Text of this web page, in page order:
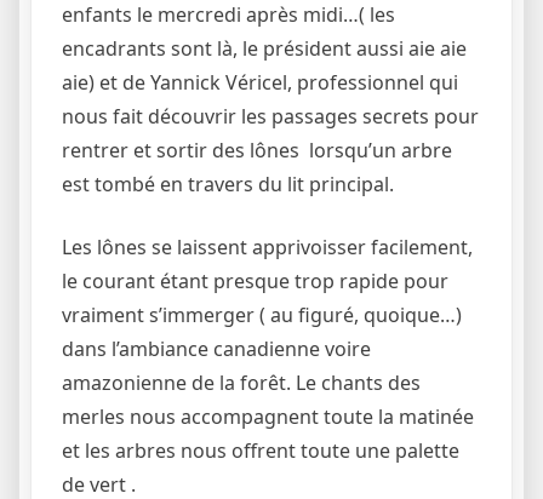
enfants le mercredi après midi…( les
encadrants sont là, le président aussi aie aie
aie) et de Yannick Véricel, professionnel qui
nous fait découvrir les passages secrets pour
rentrer et sortir des lônes lorsqu’un arbre
est tombé en travers du lit principal.
Les lônes se laissent apprivoisser facilement,
le courant étant presque trop rapide pour
vraiment s’immerger ( au figuré, quoique…)
dans l’ambiance canadienne voire
amazonienne de la forêt. Le chants des
merles nous accompagnent toute la matinée
et les arbres nous offrent toute une palette
de vert .